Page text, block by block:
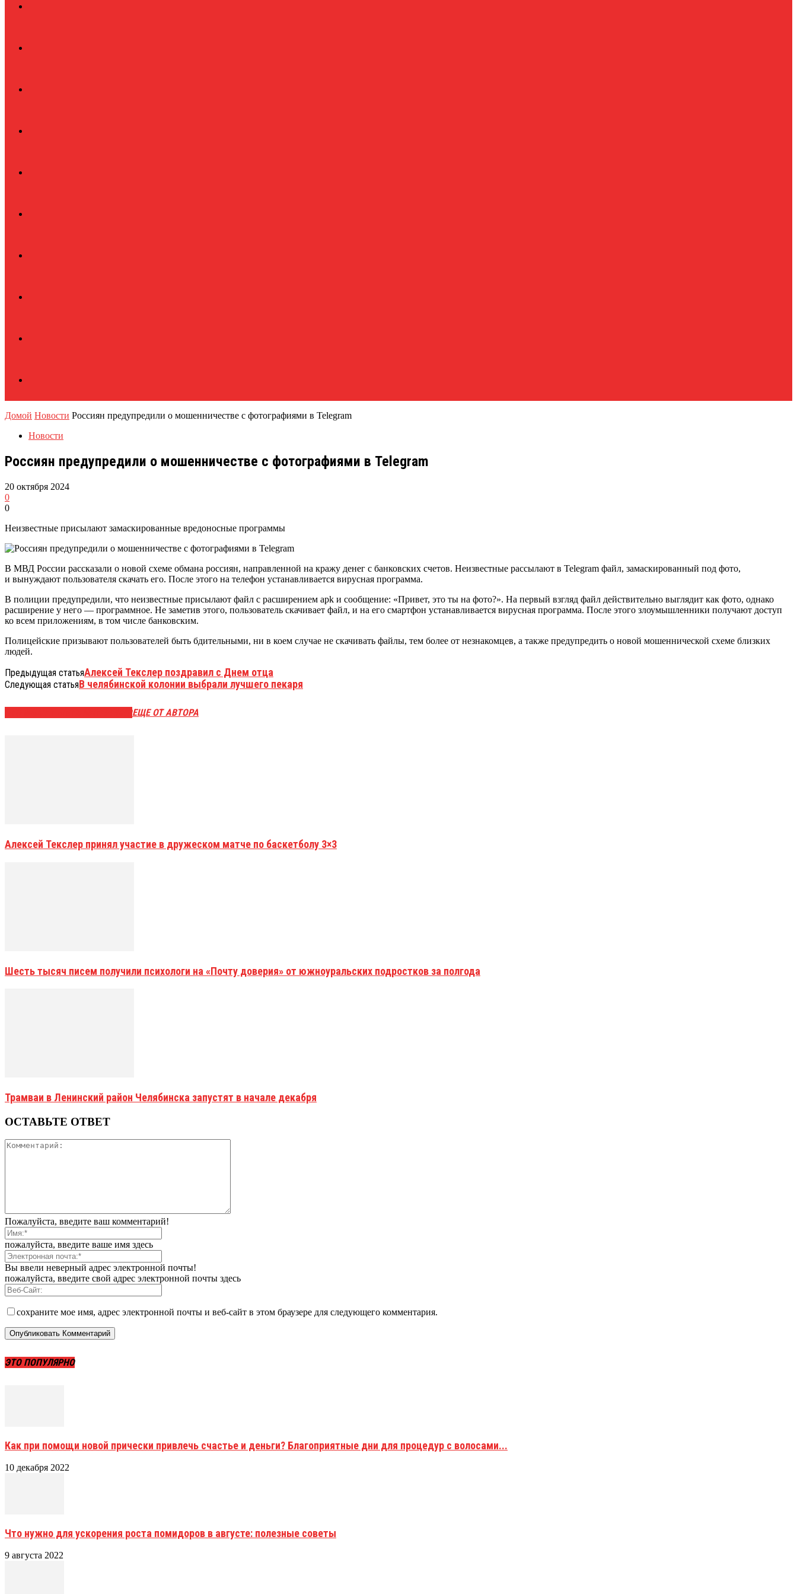
Домой Новости Россиян предупредили о мошенничестве с фотографиями в Telegram
Новости
Россиян предупредили о мошенничестве с фотографиями в Telegram
20 октября 2024
0
0
Неизвестные присылают замаскированные вредоносные программы
В МВД России рассказали о новой схеме обмана россиян, направленной на кражу денег с банковских счетов. Неизвестные рассылают в Telegram файл, замаскированный под фото,
и вынуждают пользователя скачать его. После этого на телефон устанавливается вирусная программа.
В полиции предупредили, что неизвестные присылают файл с расширением apk и сообщение: «Привет, это ты на фото?». На первый взгляд файл действительно выглядит как фото, однако
расширение у него — программное. Не заметив этого, пользователь скачивает файл, и на его смартфон устанавливается вирусная программа. После этого злоумышленники получают доступ
ко всем приложениям, в том числе банковским.
Полицейские призывают пользователей быть бдительными, ни в коем случае не скачивать файлы, тем более от незнакомцев, а также предупредить о новой мошеннической схеме близких
людей.
Предыдущая статьяАлексей Текслер поздравил с Днем отца
Следующая статьяВ челябинской колонии выбрали лучшего пекаря
ЕЩЕ ОТ АВТОРА
Алексей Текслер принял участие в дружеском матче по баскетболу 3×3
Шесть тысяч писем получили психологи на «Почту доверия» от южноуральских подростков за полгода
Трамваи в Ленинский район Челябинска запустят в начале декабря
ОСТАВЬТЕ ОТВЕТ
Пожалуйста, введите ваш комментарий!
пожалуйста, введите ваше имя здесь
Вы ввели неверный адрес электронной почты!
пожалуйста, введите свой адрес электронной почты здесь
сохраните мое имя, адрес электронной почты и веб-сайт в этом браузере для следующего комментария.
ЭТО ПОПУЛЯРНО
Как при помощи новой прически привлечь счастье и деньги? Благоприятные дни для процедур с волосами...
10 декабря 2022
Что нужно для ускорения роста помидоров в августе: полезные советы
9 августа 2022